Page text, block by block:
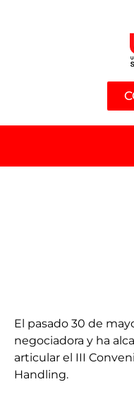
El pasado 30 de
negociadora y ha
articular el III
Handling.